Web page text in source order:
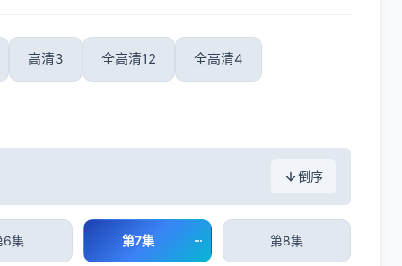
高清3 全高清12 全高清4
倒序
6集 第7集 第8集